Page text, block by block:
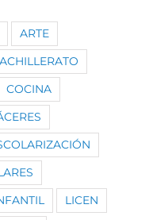
ARTE
COCINA
LICEN